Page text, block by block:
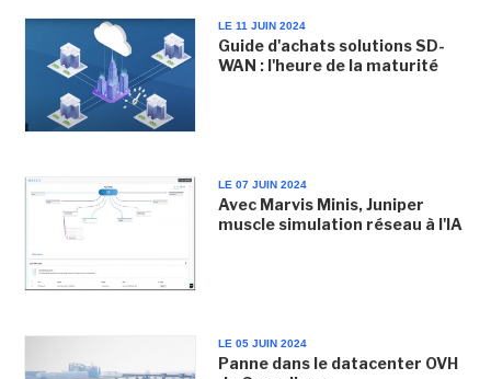
LE 11 JUIN 2024
Guide d'achats solutions SD-
WAN : l'heure de la maturité
LE 07 JUIN 2024
Avec Marvis Minis, Juniper
muscle simulation réseau à l'IA
LE 05 JUIN 2024
Panne dans le datacenter OVH